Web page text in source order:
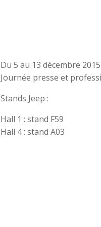
Du 5 au 13 décembre 2015.
Journée presse et
Stands Jeep :
Hall 1 : stand F59
Hall 4 : stand A03